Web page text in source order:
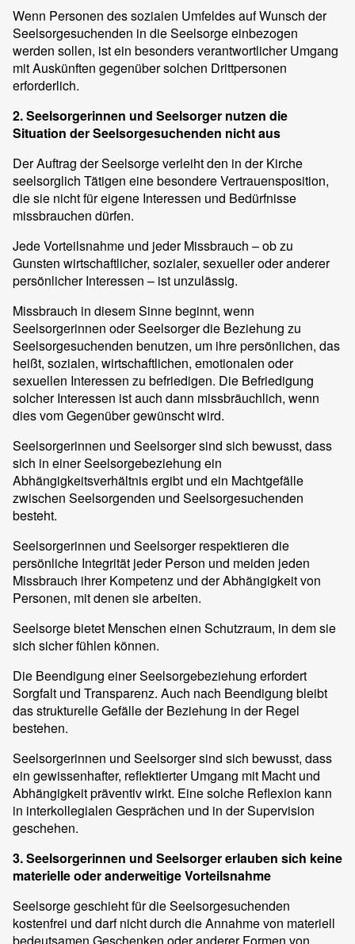
Wenn Personen des sozialen Umfeldes auf Wunsch der
Seelsorgesuchenden in die Seelsorge einbezogen
werden sollen, ist ein besonders verantwortlicher Umgang
mit Auskünften gegenüber solchen Drittpersonen
erforderlich.
2. Seelsorgerinnen und Seelsorger nutzen die
Situation der Seelsorgesuchenden nicht aus
Der Auftrag der Seelsorge verleiht den in der Kirche
seelsorglich Tätigen eine besondere Vertrauensposition,
die sie nicht für eigene Interessen und Bedürfnisse
missbrauchen dürfen.
Jede Vorteilsnahme und jeder Missbrauch – ob zu
Gunsten wirtschaftlicher, sozialer, sexueller oder anderer
persönlicher Interessen – ist unzulässig.
Missbrauch in diesem Sinne beginnt, wenn
Seelsorgerinnen oder Seelsorger die Beziehung zu
Seelsorgesuchenden benutzen, um ihre persönlichen, das
heißt, sozialen, wirtschaftlichen, emotionalen oder
sexuellen Interessen zu befriedigen. Die Befriedigung
solcher Interessen ist auch dann missbräuchlich, wenn
dies vom Gegenüber gewünscht wird.
Seelsorgerinnen und Seelsorger sind sich bewusst, dass
sich in einer Seelsorgebeziehung ein
Abhängigkeitsverhältnis ergibt und ein Machtgefälle
zwischen Seelsorgenden und Seelsorgesuchenden
besteht.
Seelsorgerinnen und Seelsorger respektieren die
persönliche Integrität jeder Person und meiden jeden
Missbrauch ihrer Kompetenz und der Abhängigkeit von
Personen, mit denen sie arbeiten.
Seelsorge bietet Menschen einen Schutzraum, in dem sie
sich sicher fühlen können.
Die Beendigung einer Seelsorgebeziehung erfordert
Sorgfalt und Transparenz. Auch nach Beendigung bleibt
das strukturelle Gefälle der Beziehung in der Regel
bestehen.
Seelsorgerinnen und Seelsorger sind sich bewusst, dass
ein gewissenhafter, reflektierter Umgang mit Macht und
Abhängigkeit präventiv wirkt. Eine solche Reflexion kann
in interkollegialen Gesprächen und in der Supervision
geschehen.
3. Seelsorgerinnen und Seelsorger erlauben sich keine
materielle oder anderweitige Vorteilsnahme
Seelsorge geschieht für die Seelsorgesuchenden
kostenfrei und darf nicht durch die Annahme von materiell